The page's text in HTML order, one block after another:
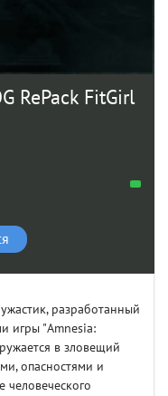
RePack FitGirl
разработанный
игры "Amnesia:
в зловещий
опасностями и